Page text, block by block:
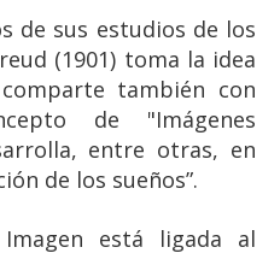
de sus estudios de los
(1901) toma la idea
también con
de "Imágenes
entre otras, en
de los sueños”.
está ligada al